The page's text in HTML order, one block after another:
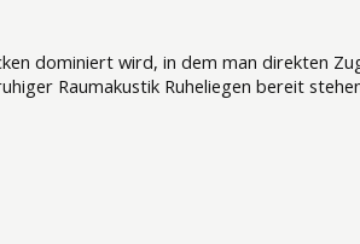
dominiert wird, in dem man direkten
Raumakustik Ruheliegen bereit